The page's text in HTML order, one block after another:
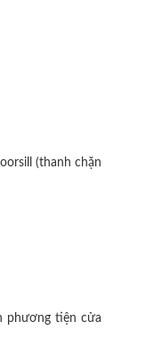
(thanh chặn
phương tiện cửa